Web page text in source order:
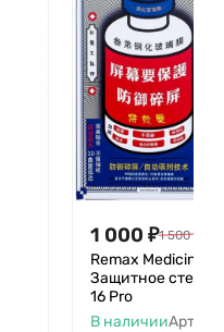
1 000 ₽1 500
Remax Medicine
Защитное стекло
16 Pro
В наличии